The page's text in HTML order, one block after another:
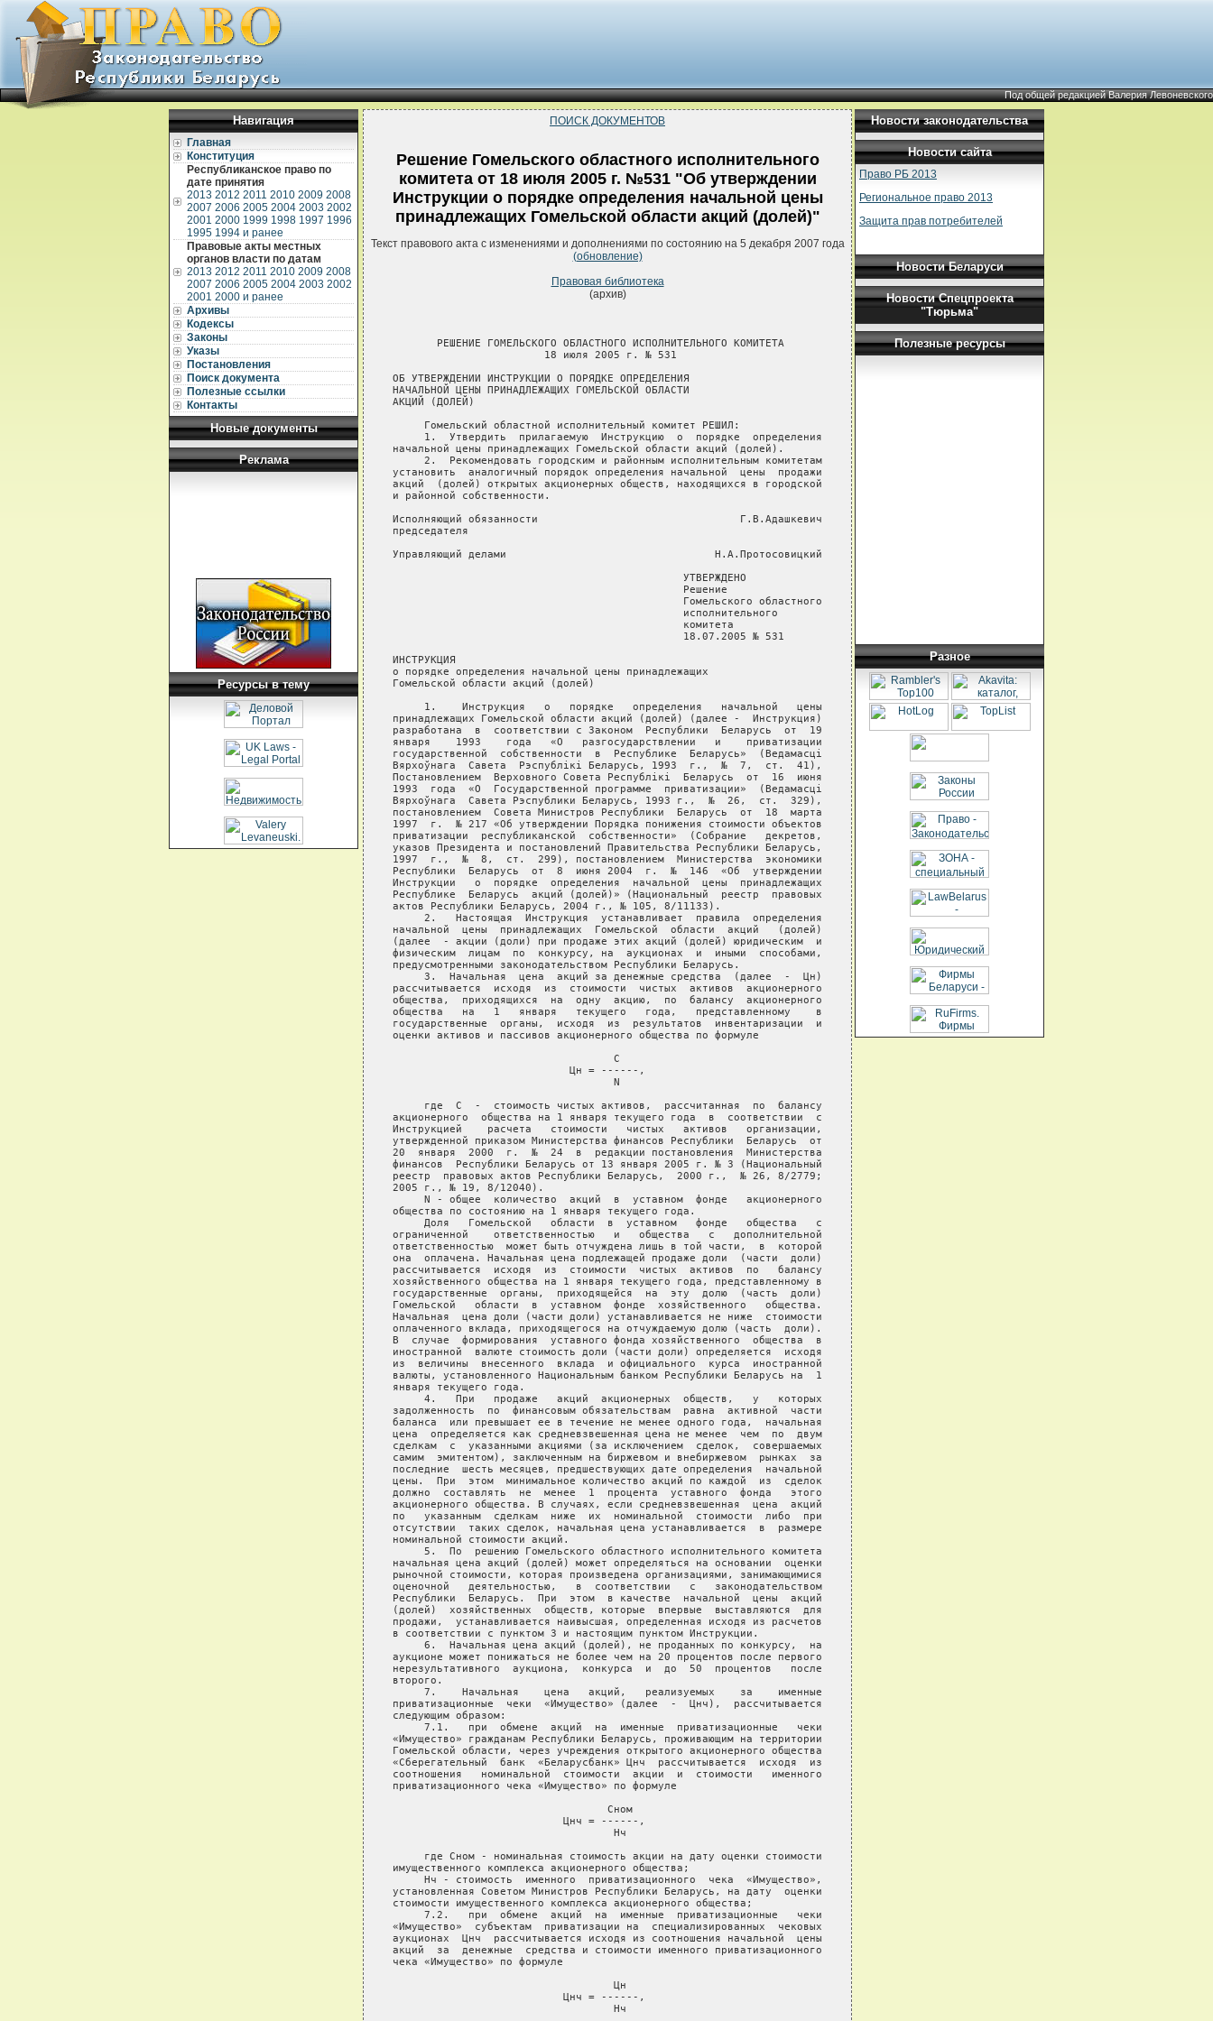
Под общей редакцией Валерия Левоневского
Навигация
Главная
Конституция
Республиканское право по
дате принятия
2013 2012 2011 2010 2009 2008
2007 2006 2005 2004 2003 2002
2001 2000 1999 1998 1997 1996
1995 1994 и ранее
Правовые акты местных
органов власти по датам
2013 2012 2011 2010 2009 2008
2007 2006 2005 2004 2003 2002
2001 2000 и ранее
Архивы
Кодексы
Законы
Указы
Постановления
Поиск документа
Полезные ссылки
Контакты
Новые документы
Реклама
Ресурсы в тему
ПОИСК ДОКУМЕНТОВ
Решение Гомельского областного исполнительного
комитета от 18 июля 2005 г. №531 "Об утверждении
Инструкции о порядке определения начальной цены
принадлежащих Гомельской области акций (долей)"
Текст правового акта с изменениями и дополнениями по состоянию на 5 декабря 2007 года
(обновление)
Правовая библиотека
(архив)
       РЕШЕНИЕ ГОМЕЛЬСКОГО ОБЛАСТНОГО ИСПОЛНИТЕЛЬНОГО КОМИТЕТА
                        18 июля 2005 г. № 531
ОБ УТВЕРЖДЕНИИ ИНСТРУКЦИИ О ПОРЯДКЕ ОПРЕДЕЛЕНИЯ
НАЧАЛЬНОЙ ЦЕНЫ ПРИНАДЛЕЖАЩИХ ГОМЕЛЬСКОЙ ОБЛАСТИ
АКЦИЙ (ДОЛЕЙ)
     Гомельский областной исполнительный комитет РЕШИЛ:
     1.  Утвердить  прилагаемую  Инструкцию  о  порядке  определения
начальной цены принадлежащих Гомельской области акций (долей).
     2.  Рекомендовать городским и районным исполнительным комитетам
установить  аналогичный порядок определения начальной  цены  продажи
акций  (долей) открытых акционерных обществ, находящихся в городской
и районной собственности.
Исполняющий обязанности                                Г.В.Адашкевич
председателя
Управляющий делами                                 Н.А.Протосовицкий
                                              УТВЕРЖДЕНО
                                              Решение
                                              Гомельского областного
                                              исполнительного
                                              комитета
                                              18.07.2005 № 531
ИНСТРУКЦИЯ
о порядке определения начальной цены принадлежащих
Гомельской области акций (долей)
     1.    Инструкция   о   порядке   определения   начальной   цены
принадлежащих Гомельской области акций (долей) (далее -  Инструкция)
разработана  в  соответствии с Законом  Республики  Беларусь  от  19
января    1993    года   «О   разгосударствлении   и    приватизации
государственной  собственности  в  Республике  Беларусь»  (Ведамасці
Вярхоўнага  Савета  Рэспублікі Беларусь, 1993  г.,  №  7,  ст.  41),
Постановлением  Верховного Совета Республікі  Беларусь  от  16  июня
1993  года  «О  Государственной программе  приватизации»  (Ведамасці
Вярхоўнага  Савета Рэспублики Беларусь, 1993 г.,  №  26,  ст.  329),
постановлением  Совета Министров Республики  Беларусь  от  18  марта
1997  г.  № 217 «Об утверждении Порядка понижения стоимости объектов
приватизации  республиканской  собственности»  (Собрание   декретов,
указов Президента и постановлений Правительства Республики Беларусь,
1997  г.,  №  8,  ст.  299), постановлением  Министерства  экономики
Республики  Беларусь  от  8  июня 2004  г.  №  146  «Об  утверждении
Инструкции   о  порядке  определения  начальной  цены  принадлежащих
Республике  Беларусь  акций (долей)» (Национальный  реестр  правовых
актов Республики Беларусь, 2004 г., № 105, 8/11133).
     2.   Настоящая  Инструкция  устанавливает  правила  определения
начальной  цены  принадлежащих  Гомельской  области  акций   (долей)
(далее  - акции (доли) при продаже этих акций (долей) юридическим  и
физическим  лицам  по  конкурсу, на  аукционах  и  иными  способами,
предусмотренными законодательством Республики Беларусь.
     3.  Начальная  цена  акций за денежные средства  (далее  -  Цн)
рассчитывается  исходя  из  стоимости  чистых  активов  акционерного
общества,  приходящихся  на  одну  акцию,  по  балансу  акционерного
общества   на   1   января   текущего   года,   представленному    в
государственные  органы,  исходя  из  результатов  инвентаризации  и
оценки активов и пассивов акционерного общества по формуле
                                   С
                            Цн = ------,
                                   N
     где  C  -  стоимость чистых активов,  рассчитанная  по  балансу
акционерного  общества на 1 января текущего года  в  соответствии  с
Инструкцией    расчета   стоимости   чистых   активов   организации,
утвержденной приказом Министерства финансов Республики  Беларусь  от
20  января  2000  г.  №  24  в  редакции постановления  Министерства
финансов  Республики Беларусь от 13 января 2005 г. № 3 (Национальный
реестр  правовых актов Республики Беларусь,  2000 г.,  № 26, 8/2779;
2005 г., № 19, 8/12040).
     N - общее  количество  акций  в  уставном  фонде   акционерного
общества по состоянию на 1 января текущего года.
     Доля   Гомельской   области  в  уставном   фонде   общества   с
ограниченной    ответственностью   и   общества   с   дополнительной
ответственностью  может быть отчуждена лишь в той части,  в  которой
она  оплачена. Начальная цена подлежащей продаже доли  (части  доли)
рассчитывается  исходя  из  стоимости  чистых  активов  по   балансу
хозяйственного общества на 1 января текущего года, представленному в
государственные  органы,  приходящейся  на  эту  долю  (часть  доли)
Гомельской   области  в  уставном  фонде  хозяйственного   общества.
Начальная  цена доли (части доли) устанавливается не ниже  стоимости
оплаченного вклада, приходящегося на отчуждаемую долю (часть  доли).
В  случае  формирования  уставного фонда хозяйственного  общества  в
иностранной  валюте стоимость доли (части доли) определяется  исходя
из  величины  внесенного  вклада  и официального  курса  иностранной
валюты, установленного Национальным банком Республики Беларусь на  1
января текущего года.
     4.   При   продаже   акций  акционерных  обществ,   у   которых
задолженность  по  финансовым обязательствам  равна  активной  части
баланса  или превышает ее в течение не менее одного года,  начальная
цена  определяется как средневзвешенная цена не менее  чем  по  двум
сделкам  с  указанными акциями (за исключением  сделок,  совершаемых
самим  эмитентом), заключенным на биржевом и внебиржевом  рынках  за
последние  шесть месяцев, предшествующих дате определения  начальной
цены.  При  этом  минимальное количество акций по каждой  из  сделок
должно  составлять  не  менее  1  процента  уставного  фонда   этого
акционерного общества. В случаях, если средневзвешенная  цена  акций
по   указанным  сделкам  ниже  их  номинальной  стоимости  либо  при
отсутствии  таких сделок, начальная цена устанавливается  в  размере
номинальной стоимости акций.
     5.  По  решению Гомельского областного исполнительного комитета
начальная цена акций (долей) может определяться на основании  оценки
рыночной стоимости, которая произведена организациями, занимающимися
оценочной   деятельностью,   в  соответствии   с   законодательством
Республики  Беларусь.  При  этом  в качестве  начальной  цены  акций
(долей)  хозяйственных  обществ, которые  впервые  выставляются  для
продажи,  устанавливается наивысшая, определенная исходя из расчетов
в соответствии с пунктом 3 и настоящим пунктом Инструкции.
     6.  Начальная цена акций (долей), не проданных по конкурсу,  на
аукционе может понижаться не более чем на 20 процентов после первого
нерезультативного  аукциона,  конкурса  и  до  50  процентов   после
второго.
     7.    Начальная    цена   акций,   реализуемых    за    именные
приватизационные  чеки  «Имущество» (далее  -  Цнч),  рассчитывается
следующим образом:
     7.1.   при  обмене  акций  на  именные  приватизационные   чеки
«Имущество» гражданам Республики Беларусь, проживающим на территории
Гомельской области, через учреждения открытого акционерного общества
«Сберегательный  банк  «Беларусбанк» Цнч  рассчитывается  исходя  из
соотношения   номинальной  стоимости  акции  и  стоимости   именного
приватизационного чека «Имущество» по формуле
                                  Сном
                           Цнч = ------,
                                   Нч
     где Сном - номинальная стоимость акции на дату оценки стоимости
имущественного комплекса акционерного общества;
     Нч - стоимость  именного  приватизационного  чека  «Имущество»,
установленная Советом Министров Республики Беларусь, на дату  оценки
стоимости имущественного комплекса акционерного общества;
     7.2.   при  обмене  акций  на  именные  приватизационные   чеки
«Имущество»  субъектам  приватизации на  специализированных  чековых
аукционах  Цнч  рассчитывается исходя из соотношения начальной  цены
акций  за  денежные  средства и стоимости именного приватизационного
чека «Имущество» по формуле
                                   Цн
                           Цнч = ------,
                                   Нч
Новости законодательства
Новости сайта
Право РБ 2013
Региональное право 2013
Защита прав потребителей
Новости Беларуси
Новости Спецпроекта
"Тюрьма"
Полезные ресурсы
Разное